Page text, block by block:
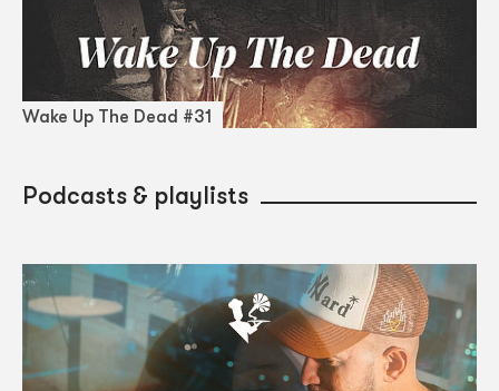
Wake Up The Dead #31
Podcasts & playlists